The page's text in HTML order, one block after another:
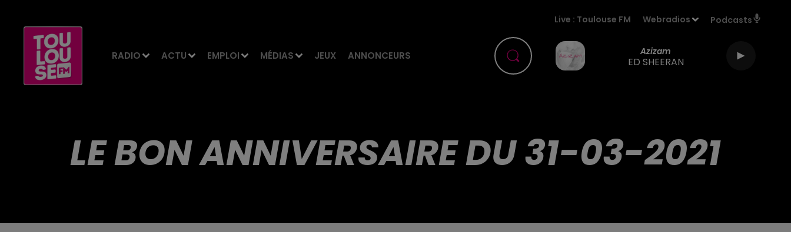
RADIO ACTU EMPLOI MÉDIAS JEUX ANNONCEURS
Live : Toulouse FM Webradios Podcasts
Azizam
ED SHEERAN
LE BON ANNIVERSAIRE DU 31-03-2021